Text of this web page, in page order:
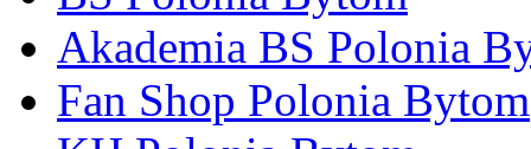
Akademia BS Polonia
Fan Shop Polonia Bytom